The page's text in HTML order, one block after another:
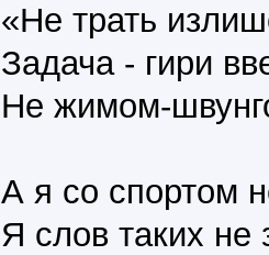
«Не трать
Задача - гири
Не жимом-
А я со спортом
Я слов таких не